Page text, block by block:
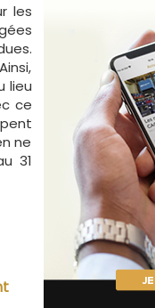
les
lieu
ce
ne
31